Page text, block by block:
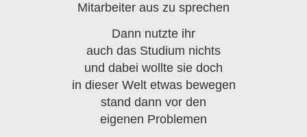
Mitarbeiter aus zu sprechen
Dann nutzte ihr
auch das Studium nichts
und dabei wollte sie doch
in dieser Welt etwas bewegen
stand dann vor den
eigenen Problemen